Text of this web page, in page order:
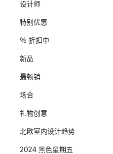
设计师
特别优惠
％ 折扣中
新品
最畅销
场合
礼物创意
北欧室内设计趋势
2024 黑色星期五